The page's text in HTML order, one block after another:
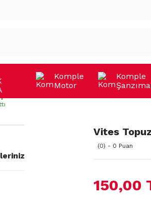
Komple
Motor
Komple
Vites
(0) - 0 Puan
150,00